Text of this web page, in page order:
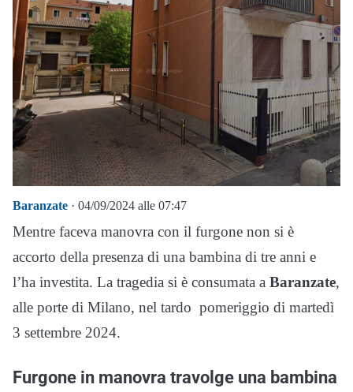
Baranzate · 04/09/2024 alle 07:47
Mentre faceva manovra con il furgone non si è
accorto della presenza di una bambina di tre anni e
l’ha investita. La tragedia si è consumata a Baranzate,
alle porte di Milano, nel tardo pomeriggio di martedì
3 settembre 2024.
Furgone in manovra travolge una bambina